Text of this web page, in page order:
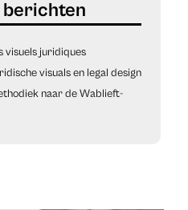
visuels juridiques
visuals en legal design
naar de Wablieft-